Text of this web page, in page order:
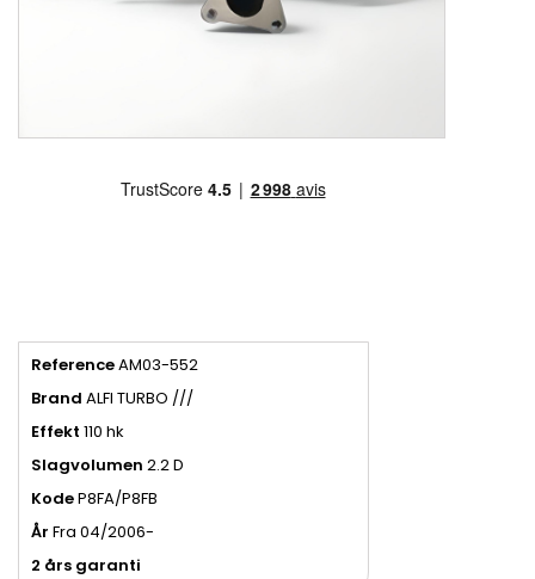
ReferenceAM03-552
Brand ALFI TURBO ///
Effekt 110 hk
Slagvolumen 2.2 D
KodeP8FA/P8FB
År Fra 04/2006-
2 års garanti